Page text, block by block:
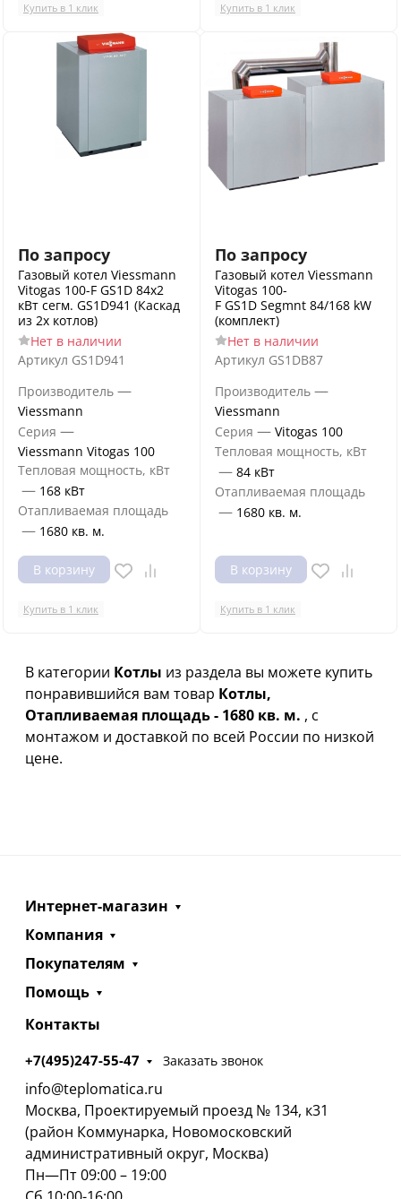
Купить в 1 клик Купить в 1 клик
По запросу
Газовый котел Viessmann
Vitogas 100-F GS1D 84х2
кВт сегм. GS1D941 (Каскад
из 2х котлов)
Нет в наличии
Артикул GS1D941
Производитель —
Viessmann
Серия —
Viessmann Vitogas 100
Тепловая мощность, кВт
— 168 кВт
Отапливаемая площадь
— 1680 кв. м.
В корзину
Купить в 1 клик
По запросу
Газовый котел Viessmann
Vitogas 100-
F GS1D Segmnt 84/168 kW
(комплект)
Нет в наличии
Артикул GS1DB87
Производитель —
Viessmann
Серия — Vitogas 100
Тепловая мощность, кВт
— 84 кВт
Отапливаемая площадь
— 1680 кв. м.
В корзину
Купить в 1 клик
В категории Котлы из раздела вы можете купить
понравившийся вам товар Котлы,
Отапливаемая площадь - 1680 кв. м. , с
монтажом и доставкой по всей России по низкой
цене.
Интернет-магазин
Компания
Покупателям
Помощь
Контакты
+7(495)247-55-47 Заказать звонок
info@teplomatica.ru
Москва, Проектируемый проезд № 134, к31
(район Коммунарка, Новомосковский
административный округ, Москва)
Пн—Пт 09:00 – 19:00